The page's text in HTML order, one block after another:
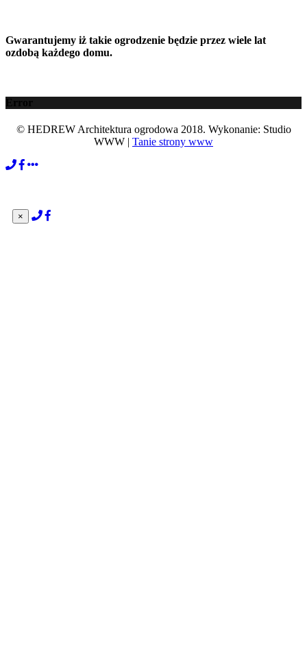
Gwarantujemy iż takie ogrodzenie będzie przez wiele lat
ozdobą każdego domu.
Error
© HEDREW Architektura ogrodowa 2018. Wykonanie: Studio
WWW | Tanie strony www
×